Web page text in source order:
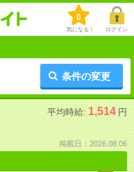
0
気になる！ ログイン
条件の変更
平均時給: 1,514 円
掲載日：2026.08.06